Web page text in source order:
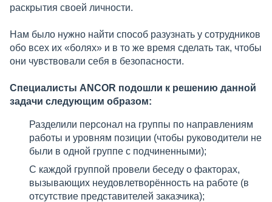
раскрытия своей личности.
Нам было нужно найти способ разузнать у сотрудников
обо всех их «болях» и в то же время сделать так, чтобы
они чувствовали себя в безопасности.
Специалисты ANCOR подошли к решению данной
задачи следующим образом:
Разделили персонал на группы по направлениям
работы и уровням позиции (чтобы руководители не
были в одной группе с подчиненными);
С каждой группой провели беседу о факторах,
вызывающих неудовлетворённость на работе (в
отсутствие представителей заказчика);